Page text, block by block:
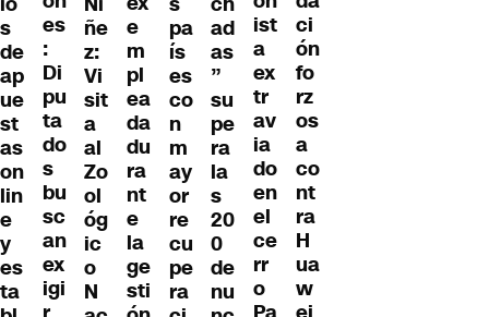
s
de
ap
ue
st
as
on
lin
e
y
es
ta
es
:
Di
pu
ta
do
s
bu
sc
an
ex
igi
ñe
z:
Vi
sit
a
al
Zo
ol
óg
ic
o
N
e
m
pl
ea
da
du
ra
nt
e
la
ge
sti
pa
ís
es
co
n
m
ay
or
re
cu
pe
ra
ad
as
”
su
pe
ra
la
s
20
0
de
nu
ist
a
ex
tr
av
ia
do
en
el
ce
rr
o
ci
ón
fo
rz
os
a
co
nt
ra
H
ua
w